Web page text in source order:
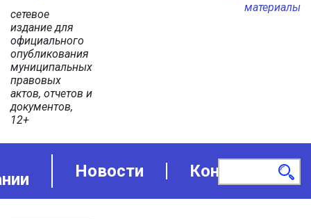
сетевое
издание для
официального
опубликования
муниципальных
правовых
актов, отчетов и
документов,
12+
материалы
Новости Контакты